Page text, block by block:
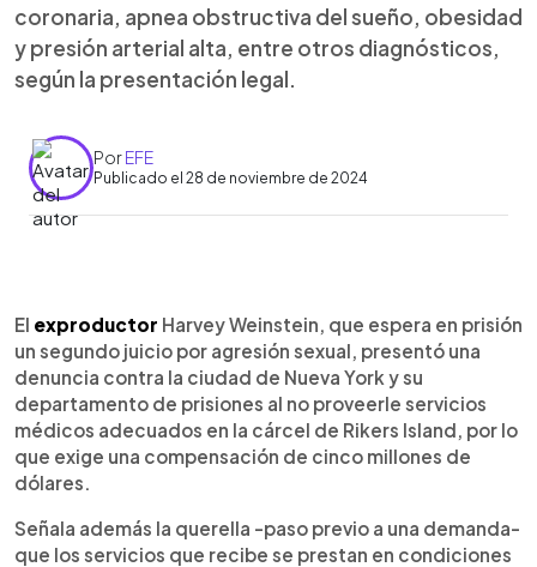
coronaria, apnea obstructiva del sueño, obesidad
y presión arterial alta, entre otros diagnósticos,
según la presentación legal.
PorEFE
Publicado el 28 de noviembre de 2024
Escuchar artículo
El exproductor Harvey Weinstein, que espera en prisión
un segundo juicio por agresión sexual, presentó una
denuncia contra la ciudad de Nueva York y su
departamento de prisiones al no proveerle servicios
médicos adecuados en la cárcel de Rikers Island, por lo
que exige una compensación de cinco millones de
dólares.
Señala además la querella -paso previo a una demanda-
que los servicios que recibe se prestan en condiciones